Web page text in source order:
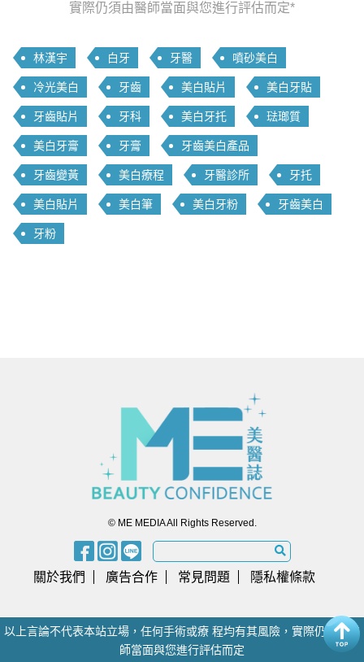
實際仍須由醫師當面與您進行評估而定*
林漢宇 白牙 牙醫 噴砂美白
冷光美白 牙齒 美白貼片 美白牙貼
牙齒貼片 牙科 美白牙托 琺瑯質
美白牙膏 牙膏 牙齒美白產品
牙齒變黃 美白療程 牙醫診所 牙托
美白貼片 美白筆 美白牙粉 牙齒美白
牙粉
© ME MEDIA All Rights Reserved.
關於我們 廣告合作 常見問題 隱私權條款
以上言論不代表本站立場，任何手術或療 程均有其風險，實際仍須由醫
師當面與您進行評估而定